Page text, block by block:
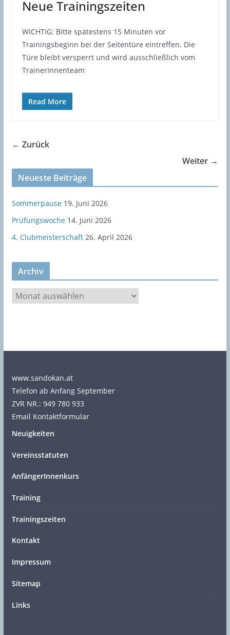
Neue Trainingszeiten
WICHTIG: Bitte spätestens 15 Minuten vor
Trainingsbeginn bei der Seitentüre eintreffen. Die
Türe bleibt versperrt und wird ausschließlich vom
TrainerInnenteam
Read More
← Zurück
Weiter →
Neueste Beiträge
Sommerpause 19. Juni 2026
Prüfungswoche 14. Juni 2026
4. Clubmeisterschaft 26. April 2026
Archiv
www.sandokan.at
Telefon ab Anfang September
ZVR NR.: 949 780 933
Email Kontaktformular
Neuigkeiten
Vereinsstatuten
AnfängerInnenkurs
Training
Trainingszeiten
Kontakt
Impressum
Sitemap
Links